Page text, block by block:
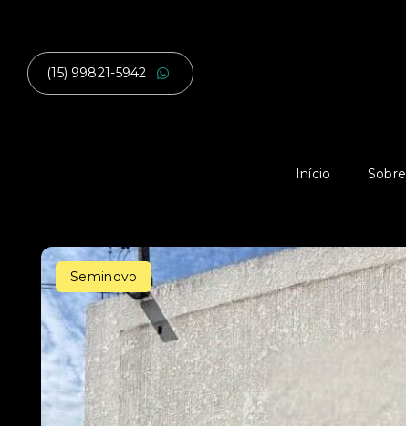
(15) 99821-5942
Início Sobre
Seminovo